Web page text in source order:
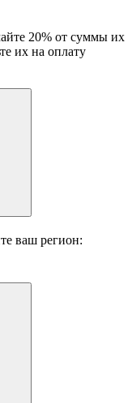
20% от суммы их
их на оплату
ваш регион: